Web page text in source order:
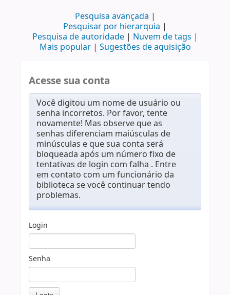
Pesquisa avançada
Pesquisar por hierarquia
Pesquisa de autoridade
Nuvem de tags
Mais popular
Sugestões de aquisição
Acesse sua conta
Você digitou um nome de usuário ou
senha incorretos. Por favor, tente
novamente! Mas observe que as
senhas diferenciam maiúsculas de
minúsculas e que sua conta será
bloqueada após um número fixo de
tentativas de login com falha . Entre
em contato com um funcionário da
biblioteca se você continuar tendo
problemas.
Login
Senha